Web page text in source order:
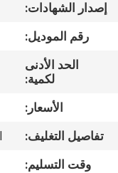
معلومات
في
المعمل
إصدار الشهادات:
رقم الموديل:
الحد الأدنى
لكمية:
الأسعار:
تفاصيل التغليف:
وقت التسليم: